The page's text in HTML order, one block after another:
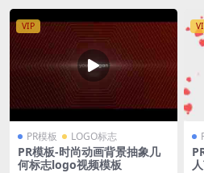
VIP
PR模板 LOGO标志
PR模板-时尚动画背景抽象几
何标志logo视频模板